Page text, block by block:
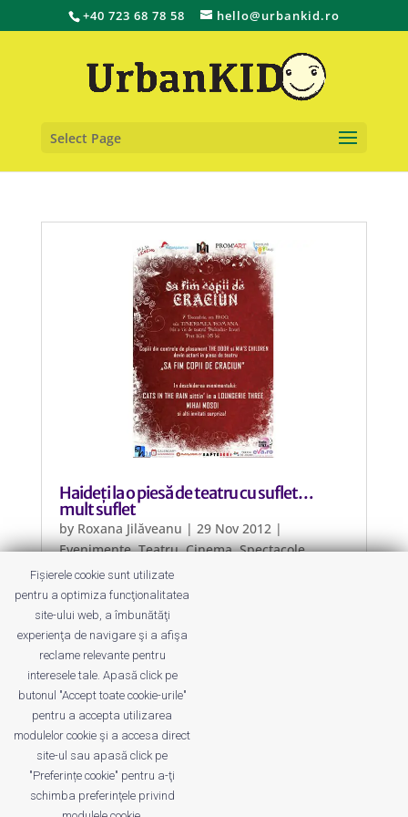
+40 723 68 78 58 hello@urbankid.ro
Select Page
Haideți la o piesă de teatru cu suflet…
mult suflet
by Roxana Jilăveanu | 29 Nov 2012|
Evenimente,Teatru, Cinema, Spectacole
Pe 7 decembrie vă invităm să nu vă
faceți alte planuri seara și să veniți la
o piesă de teatru realizată de copii
pentru viitorul lor și al altora.
Despre noi Publicitate
Privacy
Fișierele cookie sunt utilizate
pentru a optimiza funcţionalitatea
site-ului web, a îmbunătăţi
experienţa de navigare şi a afişa
reclame relevante pentru
interesele tale. Apasă click pe
butonul "Accept toate cookie-urile"
pentru a accepta utilizarea
modulelor cookie şi a accesa direct
site-ul sau apasă click pe
"Preferințe cookie" pentru a-ţi
schimba preferinţele privind